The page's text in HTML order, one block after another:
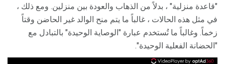
"قاعدة منزلية" ، بدلاً من الذهاب والعودة بين منزلين. ومع ذلك ،
في مثل هذه الحالات ، غالباً ما يتم منح الوالد غير الحاضن وقتاً
زخماً. وغالباً ما تُستخدم عبارة "الوصاية الوحيدة" بالتبادل مع
"الحضانة الفعلية الوحيدة".